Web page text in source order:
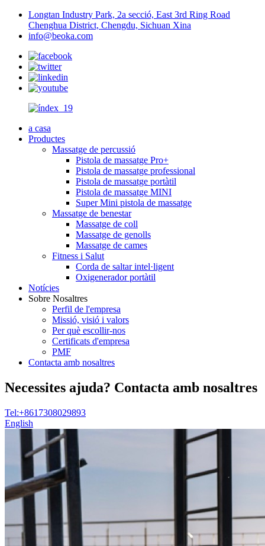
Longtan Industry Park, 2a secció, East 3rd Ring Road
Chenghua District, Chengdu, Sichuan Xina
info@beoka.com
a casa
Productes
Massatge de percussió
Pistola de massatge Pro+
Pistola de massatge professional
Pistola de massatge portàtil
Pistola de massatge MINI
Super Mini pistola de massatge
Massatge de benestar
Massatge de coll
Massatge de genolls
Massatge de cames
Fitness i Salut
Corda de saltar intel·ligent
Oxigenerador portàtil
Notícies
Sobre Nosaltres
Perfil de l'empresa
Missió, visió i valors
Per què escollir-nos
Certificats d'empresa
PMF
Contacta amb nosaltres
Necessites ajuda? Contacta amb nosaltres
Tel:+8617308029893
English